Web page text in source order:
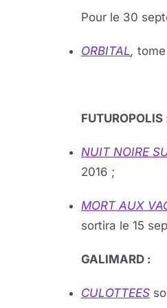
Pour le 30
ORBITAL,
FUTUROPOLIS
NUIT NOIRE
2016 ;
MORT AUX
sortira le 15
GALIMARD :
CULOTTEES